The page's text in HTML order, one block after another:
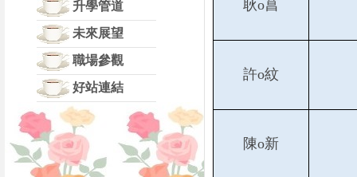
升學管道
未來展望
職場參觀
好站連結
耿o菖
許o紋
陳o新